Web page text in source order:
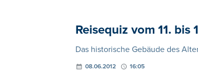
Reisequiz vom 11. bis
Das historische Gebäude des
08.06.2012 16:05